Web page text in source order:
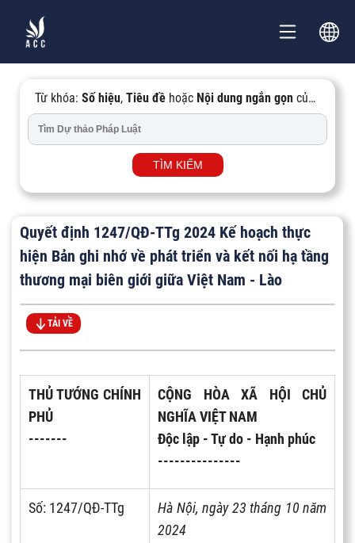
Từ khóa: Số hiệu, Tiêu đềhoặc Nội dung ngắn gọn của
TÌM KIẾM
Quyết định 1247/QĐ-TTg 2024 Kế hoạch thực
hiện Bản ghi nhớ về phát triển và kết nối hạ tầng
thương mại biên giới giữa Việt Nam - Lào
TẢI VỀ
THỦ TƯỚNG CHÍNH
PHỦ
-------
CỘNG HÒA XÃ HỘI CHỦ
NGHĨA VIỆT NAM
Độc lập - Tự do - Hạnh phúc
---------------
Số: 1247/QĐ-TTg
Hà Nội, ngày 23 tháng 10 năm
2024